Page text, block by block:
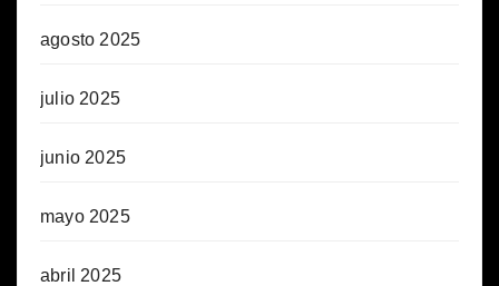
agosto 2025
julio 2025
junio 2025
mayo 2025
abril 2025